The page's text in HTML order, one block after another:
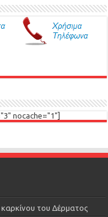
nocache="1"]
του Δέρματος